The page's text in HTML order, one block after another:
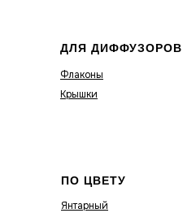
ДЛЯ ДИФФУЗОРОВ
Флаконы
Крышки
ПО ЦВЕТУ
Янтарный